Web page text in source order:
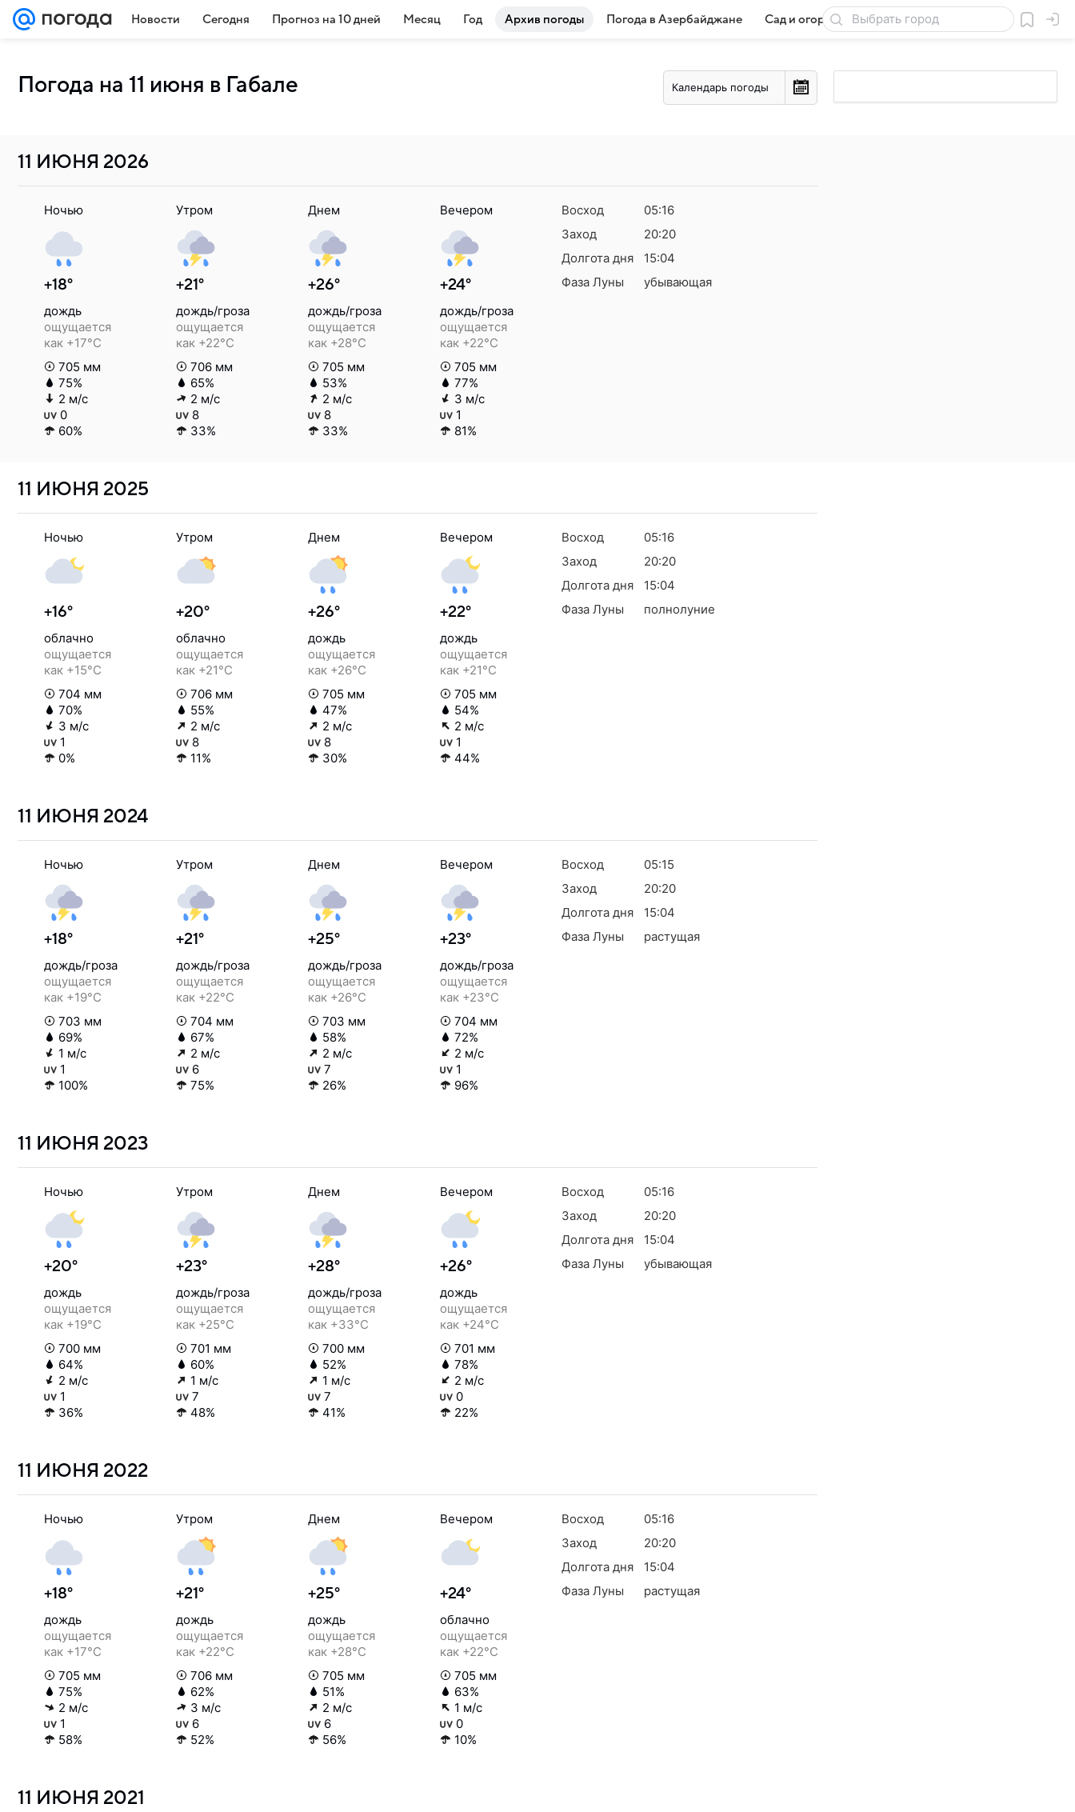
Новости Сегодня Прогноз на 10 дней Месяц Год Архив погоды Погода в Азербайджане Сад и огород Товары для дачи
Погода на 11 июня в Габале Календарь погоды
11 ИЮНЯ 2026
Ночью
+18°
дождь
ощущается
как +17°C
705 мм
75%
2 м/с
0
60%
Утром
+21°
дождь/гроза
ощущается
как +22°C
706 мм
65%
2 м/с
8
33%
Днем
+26°
дождь/гроза
ощущается
как +28°C
705 мм
53%
2 м/с
8
33%
Вечером
+24°
дождь/гроза
ощущается
как +22°C
705 мм
77%
3 м/с
1
81%
Восход
05:16
Заход
20:20
Долгота дня
15:04
Фаза Луны
убывающая
11 ИЮНЯ 2025
Ночью
+16°
облачно
ощущается
как +15°C
704 мм
70%
3 м/с
1
0%
Утром
+20°
облачно
ощущается
как +21°C
706 мм
55%
2 м/с
8
11%
Днем
+26°
дождь
ощущается
как +26°C
705 мм
47%
2 м/с
8
30%
Вечером
+22°
дождь
ощущается
как +21°C
705 мм
54%
2 м/с
1
44%
Восход
05:16
Заход
20:20
Долгота дня
15:04
Фаза Луны
полнолуние
11 ИЮНЯ 2024
Ночью
+18°
дождь/гроза
ощущается
как +19°C
703 мм
69%
1 м/с
1
100%
Утром
+21°
дождь/гроза
ощущается
как +22°C
704 мм
67%
2 м/с
6
75%
Днем
+25°
дождь/гроза
ощущается
как +26°C
703 мм
58%
2 м/с
7
26%
Вечером
+23°
дождь/гроза
ощущается
как +23°C
704 мм
72%
2 м/с
1
96%
Восход
05:15
Заход
20:20
Долгота дня
15:04
Фаза Луны
растущая
11 ИЮНЯ 2023
Ночью
+20°
дождь
ощущается
как +19°C
700 мм
64%
2 м/с
1
36%
Утром
+23°
дождь/гроза
ощущается
как +25°C
701 мм
60%
1 м/с
7
48%
Днем
+28°
дождь/гроза
ощущается
как +33°C
700 мм
52%
1 м/с
7
41%
Вечером
+26°
дождь
ощущается
как +24°C
701 мм
78%
2 м/с
0
22%
Восход
05:16
Заход
20:20
Долгота дня
15:04
Фаза Луны
убывающая
11 ИЮНЯ 2022
Ночью
+18°
дождь
ощущается
как +17°C
705 мм
75%
2 м/с
1
58%
Утром
+21°
дождь
ощущается
как +22°C
706 мм
62%
3 м/с
6
52%
Днем
+25°
дождь
ощущается
как +28°C
705 мм
51%
2 м/с
6
56%
Вечером
+24°
облачно
ощущается
как +22°C
705 мм
63%
1 м/с
0
10%
Восход
05:16
Заход
20:20
Долгота дня
15:04
Фаза Луны
растущая
11 ИЮНЯ 2021